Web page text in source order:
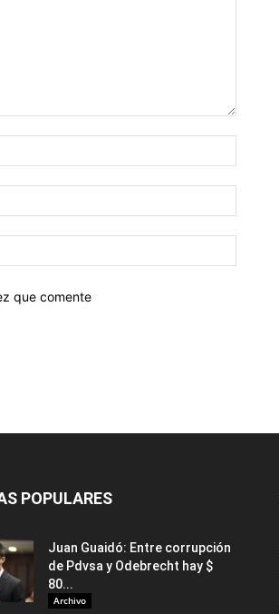
que comente
POPULARES
Juan Guaidó: Entre corrupción
de Pdvsa y Odebrecht hay $
80...
Archivo